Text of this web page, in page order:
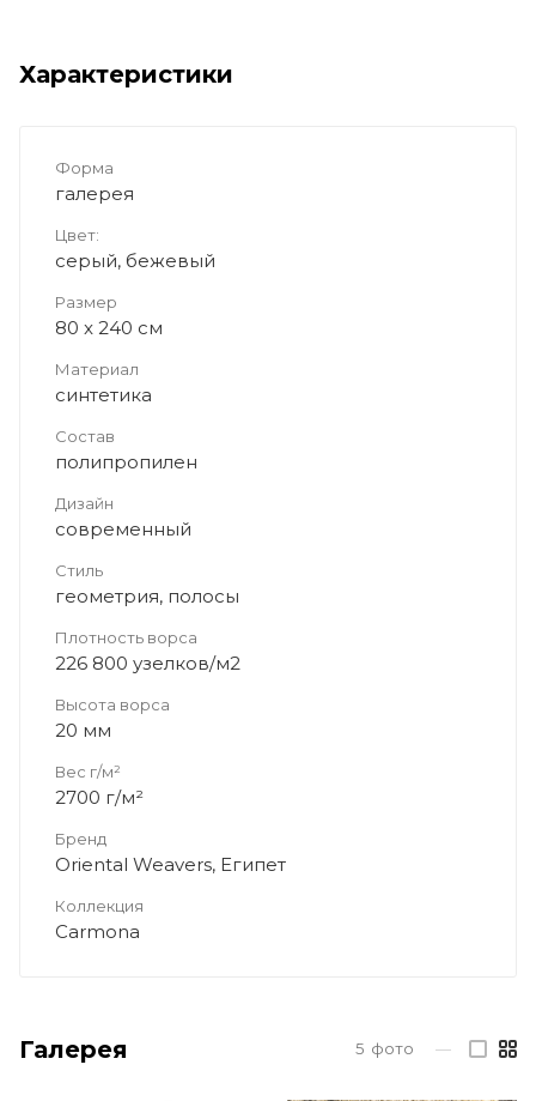
Характеристики
Форма
галерея
Цвет:
серый, бежевый
Размер
80 x 240 см
Материал
синтетика
Состав
полипропилен
Дизайн
современный
Стиль
геометрия, полосы
Плотность ворса
226 800 узелков/м2
Высота ворса
20 мм
Вес г/м²
2700 г/м²
Бренд
Oriental Weavers, Египет
Коллекция
Carmona
Галерея 5 фото —